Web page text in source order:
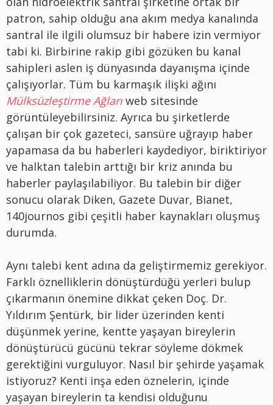
patron, sahip olduğu ana akım medya kanalında
santral ile ilgili olumsuz bir habere izin vermiyor
tabi ki. Birbirine rakip gibi gözüken bu kanal
sahipleri aslen iş dünyasında dayanışma içinde
çalışıyorlar. Tüm bu karmaşık ilişki ağını
Mülksüzleştirme Ağlarıweb sitesinde
görüntüleyebilirsiniz. Ayrıca bu şirketlerde
çalışan bir çok gazeteci, sansüre uğrayıp haber
yapamasa da bu haberleri kaydediyor, biriktiriyor
ve halktan talebin arttığı bir kriz anında bu
haberler paylaşılabiliyor. Bu talebin bir diğer
sonucu olarak Diken, Gazete Duvar, Bianet,
140journos gibi çeşitli haber kaynakları oluşmuş
durumda.
Aynı talebi kent adına da geliştirmemiz gerekiyor.
Farklı öznelliklerin dönüştürdüğü yerleri bulup
çıkarmanın önemine dikkat çeken Doç. Dr.
Yıldırım Şentürk, bir lider üzerinden kenti
düşünmek yerine, kentte yaşayan bireylerin
dönüştürücü gücünü tekrar söyleme dökmek
gerektiğini vurguluyor. Nasıl bir şehirde yaşamak
istiyoruz? Kenti inşa eden öznelerin, içinde
yaşayan bireylerin ta kendisi olduğunu